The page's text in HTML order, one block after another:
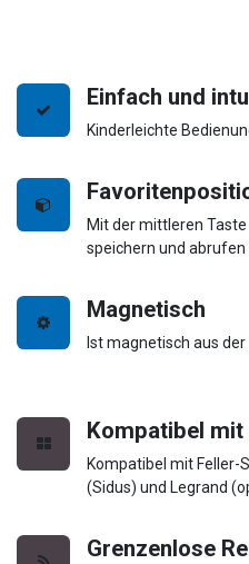
Einfach und
Kinderleichte
Mit der mittleren
speichern und abrufen
Magnetisch
Ist magnetisch aus
Kompatibel
Kompatibel mit Feller-
(Sidus) und Legrand
Grenzenlose